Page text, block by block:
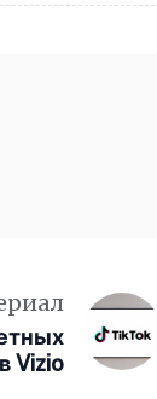
Vizio